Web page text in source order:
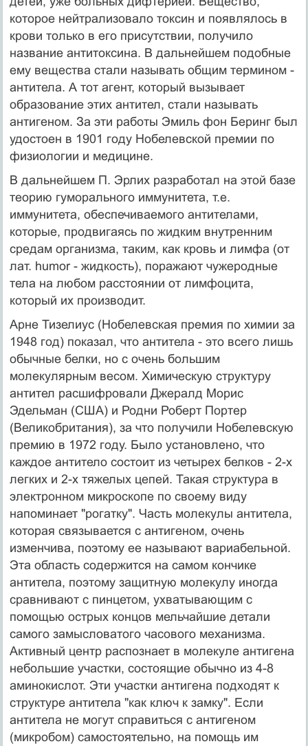
которое нейтрализовало токсин и появлялось в
крови только в его присутствии, получило
название антитоксина. В дальнейшем подобные
ему вещества стали называть общим термином -
антитела. А тот агент, который вызывает
образование этих антител, стали называть
антигеном. За эти работы Эмиль фон Беринг был
удостоен в 1901 году Нобелевской премии по
физиологии и медицине.
В дальнейшем П. Эрлих разработал на этой базе
теорию гуморального иммунитета, т.е.
иммунитета, обеспечиваемого антителами,
которые, продвигаясь по жидким внутренним
средам организма, таким, как кровь и лимфа (от
лат. humor - жидкость), поражают чужеродные
тела на любом расстоянии от лимфоцита,
который их производит.
Арне Тизелиус (Нобелевская премия по химии за
1948 год) показал, что антитела - это всего лишь
обычные белки, но с очень большим
молекулярным весом. Химическую структуру
антител расшифровали Джералд Морис
Эдельман (США) и Родни Роберт Портер
(Великобритания), за что получили Нобелевскую
премию в 1972 году. Было установлено, что
каждое антитело состоит из четырех белков - 2-х
легких и 2-х тяжелых цепей. Такая структура в
электронном микроскопе по своему виду
напоминает "рогатку". Часть молекулы антитела,
которая связывается с антигеном, очень
изменчива, поэтому ее называют вариабельной.
Эта область содержится на самом кончике
антитела, поэтому защитную молекулу иногда
сравнивают с пинцетом, ухватывающим с
помощью острых концов мельчайшие детали
самого замысловатого часового механизма.
Активный центр распознает в молекуле антигена
небольшие участки, состоящие обычно из 4-8
аминокислот. Эти участки антигена подходят к
структуре антитела "как ключ к замку". Если
антитела не могут справиться с антигеном
(микробом) самостоятельно, на помощь им